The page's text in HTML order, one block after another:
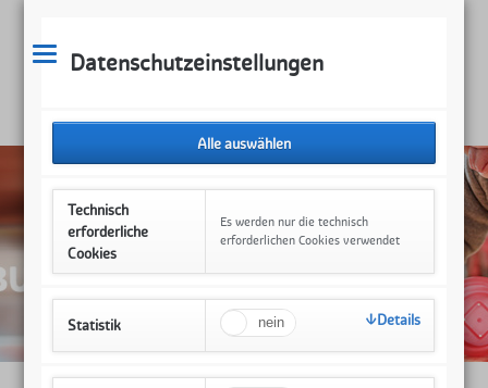
Datenschutzeinstellungen
Technisch
erforderliche
Cookies
Es werden nur die technisch
erforderlichen Cookies verwendet
Statistik Details